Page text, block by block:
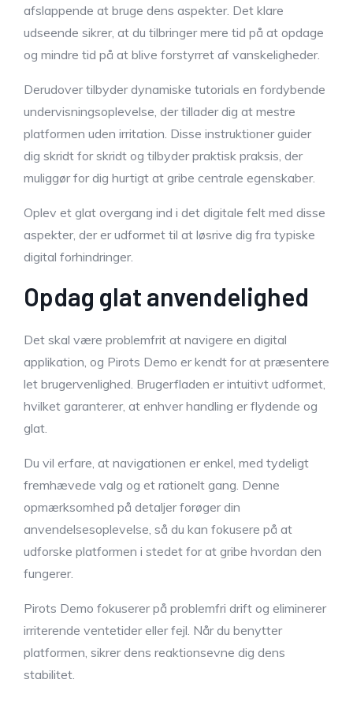
afslappende at bruge dens aspekter. Det klare
udseende sikrer, at du tilbringer mere tid på at opdage
og mindre tid på at blive forstyrret af vanskeligheder.
Derudover tilbyder dynamiske tutorials en fordybende
undervisningsoplevelse, der tillader dig at mestre
platformen uden irritation. Disse instruktioner guider
dig skridt for skridt og tilbyder praktisk praksis, der
muliggør for dig hurtigt at gribe centrale egenskaber.
Oplev et glat overgang ind i det digitale felt med disse
aspekter, der er udformet til at løsrive dig fra typiske
digital forhindringer.
Opdag glat anvendelighed
Det skal være problemfrit at navigere en digital
applikation, og Pirots Demo er kendt for at præsentere
let brugervenlighed. Brugerfladen er intuitivt udformet,
hvilket garanterer, at enhver handling er flydende og
glat.
Du vil erfare, at navigationen er enkel, med tydeligt
fremhævede valg og et rationelt gang. Denne
opmærksomhed på detaljer forøger din
anvendelsesoplevelse, så du kan fokusere på at
udforske platformen i stedet for at gribe hvordan den
fungerer.
Pirots Demo fokuserer på problemfri drift og eliminerer
irriterende ventetider eller fejl. Når du benytter
platformen, sikrer dens reaktionsevne dig dens
stabilitet.